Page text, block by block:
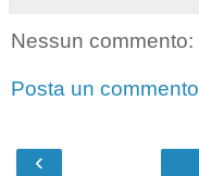
Nessun commento:
Posta un commento
‹